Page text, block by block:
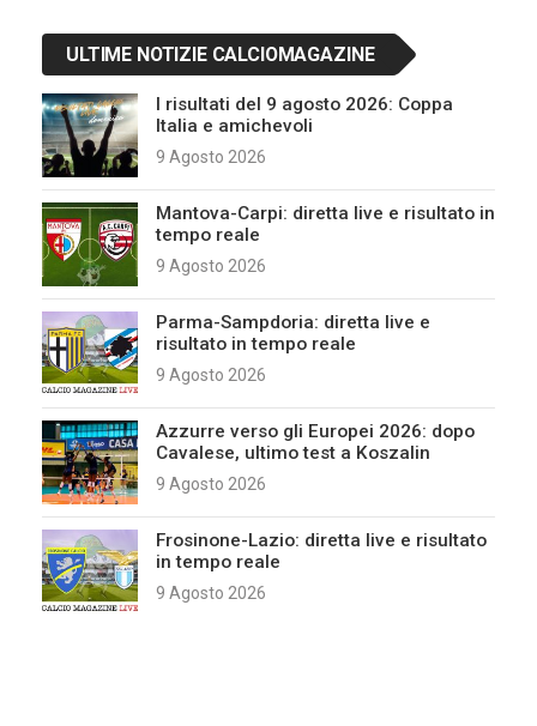
ULTIME NOTIZIE CALCIOMAGAZINE
I risultati del 9 agosto 2026: Coppa
Italia e amichevoli
9 Agosto 2026
Mantova-Carpi: diretta live e risultato in
tempo reale
9 Agosto 2026
Parma-Sampdoria: diretta live e
risultato in tempo reale
9 Agosto 2026
Azzurre verso gli Europei 2026: dopo
Cavalese, ultimo test a Koszalin
9 Agosto 2026
Frosinone-Lazio: diretta live e risultato
in tempo reale
9 Agosto 2026